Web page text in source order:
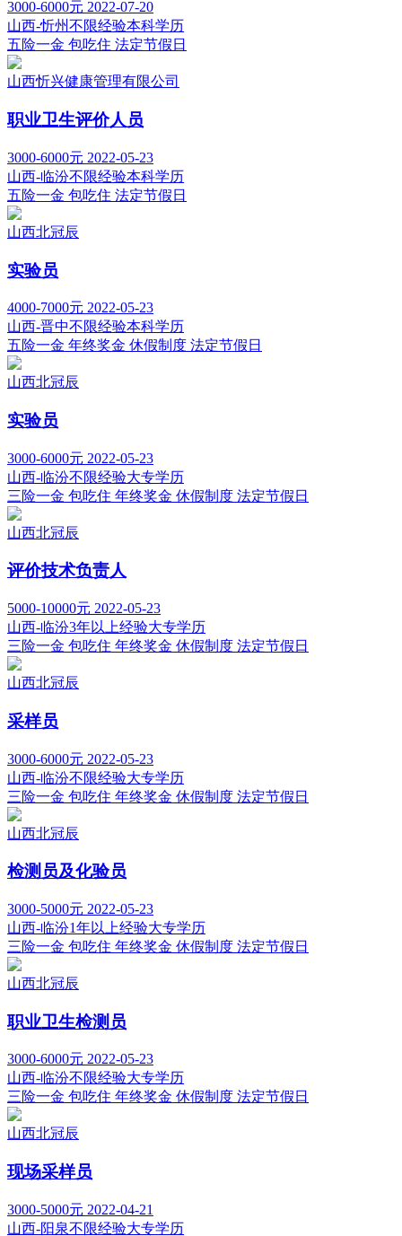
3000-6000元 2022-07-20
山西-忻州不限经验本科学历
五险一金 包吃住 法定节假日
山西忻兴健康管理有限公司
职业卫生评价人员
3000-6000元 2022-05-23
山西-临汾不限经验本科学历
五险一金 包吃住 法定节假日
山西北冠辰
实验员
4000-7000元 2022-05-23
山西-晋中不限经验本科学历
五险一金 年终奖金 休假制度 法定节假日
山西北冠辰
实验员
3000-6000元 2022-05-23
山西-临汾不限经验大专学历
三险一金 包吃住 年终奖金 休假制度 法定节假日
山西北冠辰
评价技术负责人
5000-10000元 2022-05-23
山西-临汾3年以上经验大专学历
三险一金 包吃住 年终奖金 休假制度 法定节假日
山西北冠辰
采样员
3000-6000元 2022-05-23
山西-临汾不限经验大专学历
三险一金 包吃住 年终奖金 休假制度 法定节假日
山西北冠辰
检测员及化验员
3000-5000元 2022-05-23
山西-临汾1年以上经验大专学历
三险一金 包吃住 年终奖金 休假制度 法定节假日
山西北冠辰
职业卫生检测员
3000-6000元 2022-05-23
山西-临汾不限经验大专学历
三险一金 包吃住 年终奖金 休假制度 法定节假日
山西北冠辰
现场采样员
3000-5000元 2022-04-21
山西-阳泉不限经验大专学历